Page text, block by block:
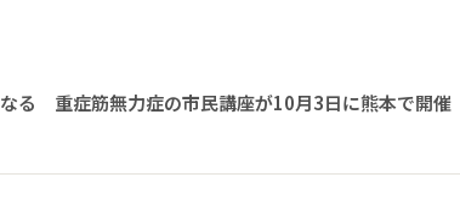
る 重症筋無力症の市民講座が10月3日に熊本で開催